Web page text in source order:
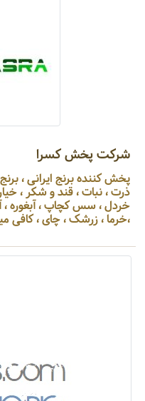
شرکت پخش کسرا
ذرت ، نبات ، قند و شکر ،
،خرما ، زرشک ، چای ، کافی میکس ... در تهران